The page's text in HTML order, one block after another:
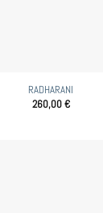
RADHARANI
260,00€